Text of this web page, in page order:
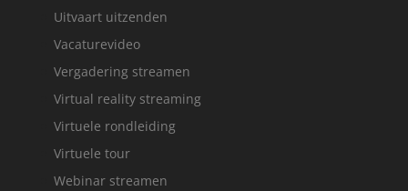
Uitvaart uitzenden
Vacaturevideo
Vergadering streamen
Virtual reality streaming
Virtuele rondleiding
Virtuele tour
Webinar streamen